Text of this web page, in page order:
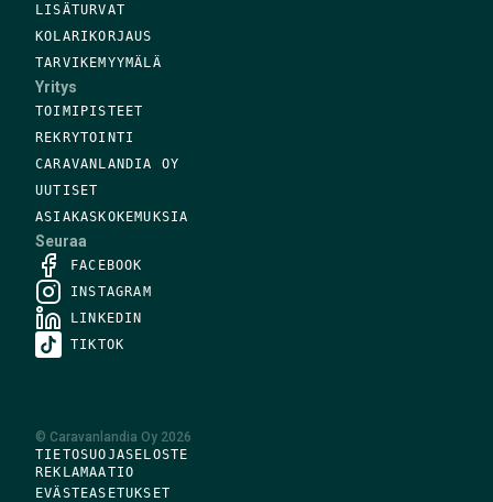
LISÄTURVAT
KOLARIKORJAUS
TARVIKEMYYMÄLÄ
Yritys
TOIMIPISTEET
REKRYTOINTI
CARAVANLANDIA OY
UUTISET
ASIAKASKOKEMUKSIA
Seuraa
FACEBOOK
INSTAGRAM
LINKEDIN
TIKTOK
© Caravanlandia Oy 2026
TIETOSUOJASELOSTE
REKLAMAATIO
EVÄSTEASETUKSET